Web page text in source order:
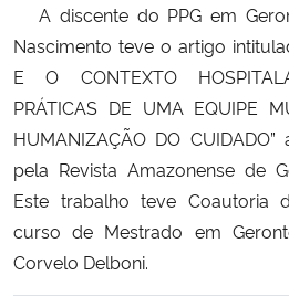
Ministério do Meio Ambiente
Ministério do Turismo
Ministério do Desenvolvimento Regional
Controladoria-Geral da União
Ministério da Mulher, da Família e dos Direitos
A discente do PPG em
Nascimento teve o artigo
E O CONTEXTO
PRÁTICAS DE UMA EQUIPE
HUMANIZAÇÃO DO
pela Revista Amazonense de
Este trabalho teve Coautoria
curso de Mestrado em
Corvelo Delboni.